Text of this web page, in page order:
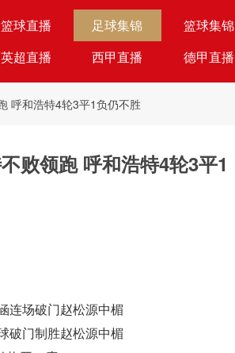
篮球直播 足球集锦 篮球集锦
英超直播 西甲直播 德甲直播
呼和浩特4轮3平1负仍不胜
败领跑 呼和浩特4轮3平1
连场破门赵松源中楣
破门制胜赵松源中楣